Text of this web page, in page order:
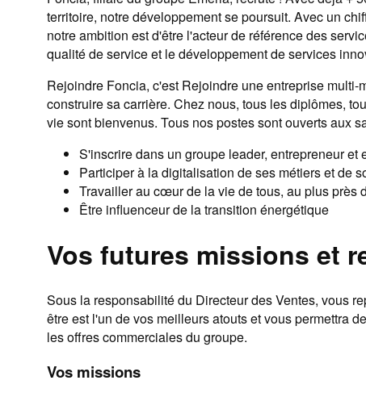
territoire, notre développement se poursuit. Avec un
notre ambition est d'être l'acteur de référence des
qualité de service et le développement de services
Rejoindre Foncia, c'est Rejoindre une entreprise
construire sa carrière. Chez nous, tous les diplômes,
vie sont bienvenus. Tous nos postes sont ouverts aux
S'inscrire dans un groupe leader, entrepreneur et
Participer à la digitalisation de ses métiers et de
Travailler au cœur de la vie de tous, au plus près
Être influenceur de la transition énergétique
Vos futures missions et
Sous la responsabilité du Directeur des Ventes, vous
être est l'un de vos meilleurs atouts et vous permettra
les offres commerciales du groupe.
Vos missions